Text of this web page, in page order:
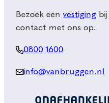
Bezoek een vestiging
contact met ons op.
0800 1600
info@vanbruggen.nl